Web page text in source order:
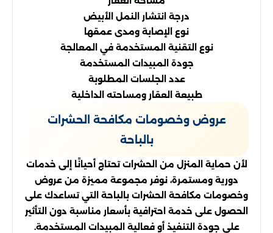
درجة انتشار النمل الأبيض
نوع الإصابة ومدى عمقها
نوع التقنية المستخدمة في المعالجة
جودة المبيدات المستخدمة
عدد الجلسات المطلوبة
طبيعة العقار ومساحته الداخلية
عروض وخصومات مكافحة الحشرات
بالباحة
لأن حماية المنزل من الحشرات تحتاج أحيانًا إلى خدمات
دورية ومستمرة، نوفر مجموعة مميزة من عروض
وخصومات مكافحة الحشرات بالباحة التي تساعدك على
الحصول على خدمة احترافية بأسعار مناسبة دون التأثير
على جودة التنفيذ أو فعالية المبيدات المستخدمة.